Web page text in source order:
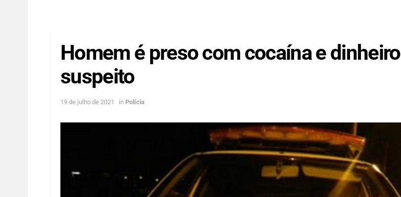
Homem é preso com cocaína e dinheiro
suspeito
19 de julho de 2021 in Polícia